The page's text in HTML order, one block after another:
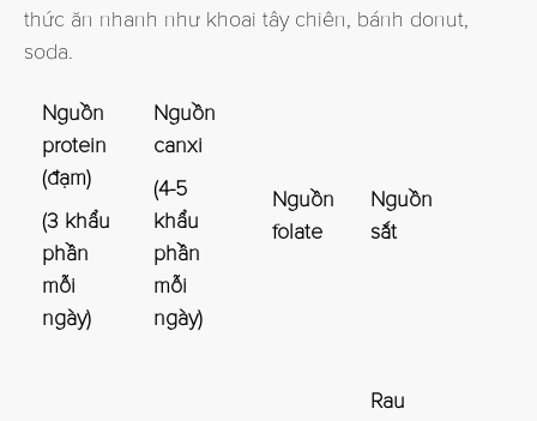
thức ăn nhanh như khoai tây chiên, bánh donut,
soda.
Nguồn
protein
(đạm)
(3 khẩu
phần
mỗi
ngày)
Nguồn
canxi
(4-5
khẩu
phần
mỗi
ngày)
Nguồn
folate
Nguồn
sắt
Rau